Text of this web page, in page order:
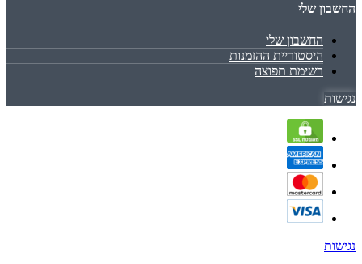
החשבון שלי
החשבון שלי
היסטוריית ההזמנות
רשימת תפוצה
נגישות
נגישות